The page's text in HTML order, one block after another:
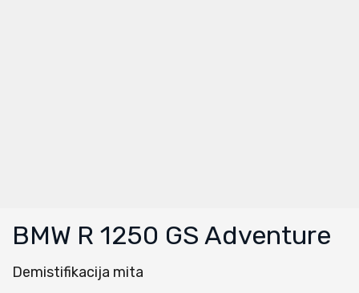
BMW R 1250 GS Adventure
Demistifikacija mita